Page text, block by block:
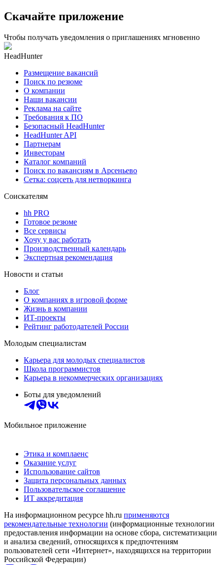
Скачайте приложение
Чтобы получать уведомления о приглашениях мгновенно
HeadHunter
Размещение вакансий
Поиск по резюме
О компании
Наши вакансии
Реклама на сайте
Требования к ПО
Безопасный HeadHunter
HeadHunter API
Партнерам
Инвесторам
Каталог компаний
Поиск по вакансиям в Арсеньево
Сетка: соцсеть для нетворкинга
Соискателям
hh PRO
Готовое резюме
Все сервисы
Хочу у вас работать
Производственный календарь
Экспертная рекомендация
Новости и статьи
Блог
О компаниях в игровой форме
Жизнь в компании
ИТ-проекты
Рейтинг работодателей России
Молодым специалистам
Карьера для молодых специалистов
Школа программистов
Карьера в некоммерческих организациях
Боты для уведомлений
Мобильное приложение
Этика и комплаенс
Оказание услуг
Использование сайтов
Защита персональных данных
Пользовательское соглашение
ИТ аккредитация
На информационном ресурсе hh.ru применяются
рекомендательные технологии (информационные технологии
предоставления информации на основе сбора, систематизации
и анализа сведений, относящихся к предпочтениям
пользователей сети «Интернет», находящихся на территории
Российской Федерации)